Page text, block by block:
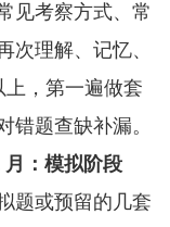
见考察方式、常
次理解、记忆、
，第一遍做套
错题查缺补漏。
：模拟阶段
题或预留的几套